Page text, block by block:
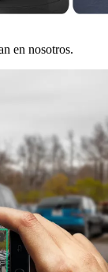
en nosotros.